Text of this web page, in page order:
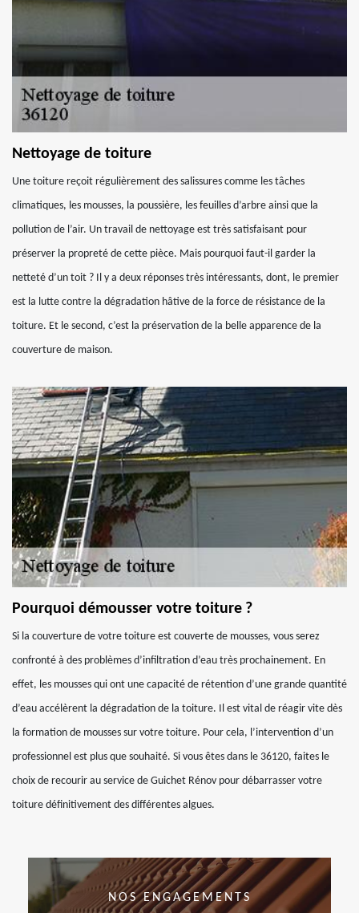
Nettoyage de toiture
Une toiture reçoit régulièrement des salissures comme les tâches
climatiques, les mousses, la poussière, les feuilles d’arbre ainsi que la
pollution de l’air. Un travail de nettoyage est très satisfaisant pour
préserver la propreté de cette pièce. Mais pourquoi faut-il garder la
netteté d’un toit ? Il y a deux réponses très intéressants, dont, le premier
est la lutte contre la dégradation hâtive de la force de résistance de la
toiture. Et le second, c’est la préservation de la belle apparence de la
couverture de maison.
Pourquoi démousser votre toiture ?
Si la couverture de votre toiture est couverte de mousses, vous serez
confronté à des problèmes d’infiltration d’eau très prochainement. En
effet, les mousses qui ont une capacité de rétention d’une grande quantité
d’eau accélèrent la dégradation de la toiture. Il est vital de réagir vite dès
la formation de mousses sur votre toiture. Pour cela, l’intervention d’un
professionnel est plus que souhaité. Si vous êtes dans le 36120, faites le
choix de recourir au service de Guichet Rénov pour débarrasser votre
toiture définitivement des différentes algues.
NOS ENGAGEMENTS